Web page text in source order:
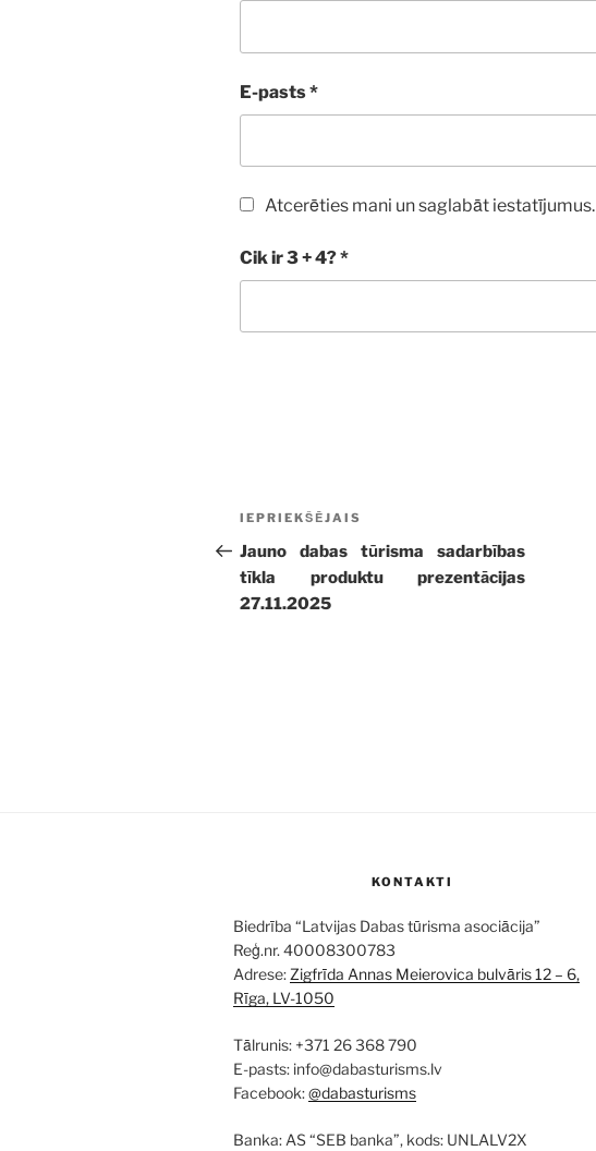
E-pasts*
Atcerēties mani un saglabāt iestatījumus.
Cik ir 3 + 4?*
Ziņu
izvēlne
Iepriekšējā
ziņa:
IEPRIEKŠĒJAIS
Jauno dabas tūrisma sadarbības
tīkla produktu prezentācijas
27.11.2025
KONTAKTI
Biedrība “Latvijas Dabas tūrisma asociācija”
Reģ.nr. 40008300783
Adrese: Zigfrīda Annas Meierovica bulvāris 12 – 6,
Rīga, LV-1050
Tālrunis: +371 26 368 790
E-pasts: info@dabasturisms.lv
Facebook:@dabasturisms
Banka: AS “SEB banka”, kods: UNLALV2X